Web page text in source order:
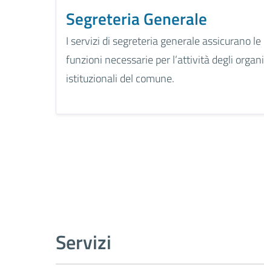
Segreteria Generale
I servizi di segreteria generale assicurano le
funzioni necessarie per l’attività degli organi
istituzionali del comune.
Servizi